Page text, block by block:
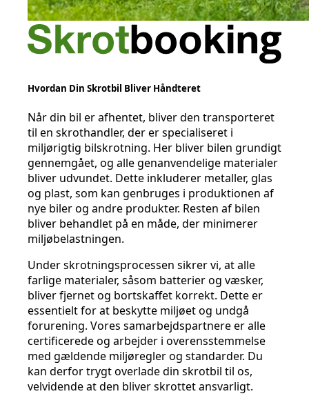
Hvordan Din Skrotbil Bliver Håndteret
Når din bil er afhentet, bliver den transporteret
til en skrothandler, der er specialiseret i
miljørigtig bilskrotning. Her bliver bilen grundigt
gennemgået, og alle genanvendelige materialer
bliver udvundet. Dette inkluderer metaller, glas
og plast, som kan genbruges i produktionen af
nye biler og andre produkter. Resten af bilen
bliver behandlet på en måde, der minimerer
miljøbelastningen.
Under skrotningsprocessen sikrer vi, at alle
farlige materialer, såsom batterier og væsker,
bliver fjernet og bortskaffet korrekt. Dette er
essentielt for at beskytte miljøet og undgå
forurening. Vores samarbejdspartnere er alle
certificerede og arbejder i overensstemmelse
med gældende miljøregler og standarder. Du
kan derfor trygt overlade din skrotbil til os,
velvidende at den bliver skrottet ansvarligt.